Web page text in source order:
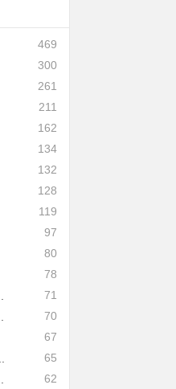
469
300
261
211
162
134
132
128
119
97
80
78
71
70
67
65
62